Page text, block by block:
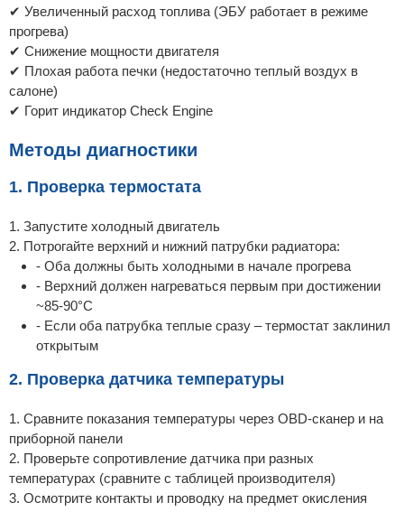
✔ Увеличенный расход топлива (ЭБУ работает в режиме
прогрева)
✔ Снижение мощности двигателя
✔ Плохая работа печки (недостаточно теплый воздух в
салоне)
✔ Горит индикатор Check Engine
Методы диагностики
1. Проверка термостата
1. Запустите холодный двигатель
2. Потрогайте верхний и нижний патрубки радиатора:
- Оба должны быть холодными в начале прогрева
- Верхний должен нагреваться первым при достижении
~85-90°C
- Если оба патрубка теплые сразу – термостат заклинил
открытым
2. Проверка датчика температуры
1. Сравните показания температуры через OBD-сканер и на
приборной панели
2. Проверьте сопротивление датчика при разных
температурах (сравните с таблицей производителя)
3. Осмотрите контакты и проводку на предмет окисления